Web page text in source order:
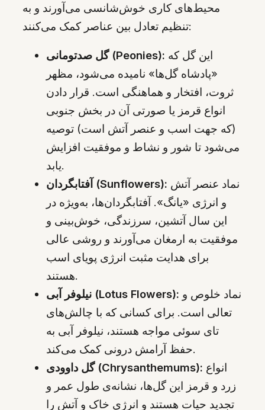
محیط‌های کاری خوش‌شانسی می‌آورند و به
تنظیم تعادل بین عناصر کمک می‌کنند:
گل صدتومانی (Peonies):
«پادشاه گل‌ها» نامیده می‌شود، مظهر
ثروت، افتخار و هماهنگی است. قرار دادن
انواع قرمز یا صورتی آن در بخش جنوبی
(که جهت اسب و عنصر آتش است) توصیه
می‌شود تا شور و نشاط و موفقیت افزایش
یابد.
آفتابگردان (Sunflowers):
و انرژی «یانگ». آفتابگردان‌ها، به‌ویژه در
این سال آتشین، سرزندگی، خوش‌بینی و
موفقیت به ارمغان می‌آورند و روشی عالی
برای هدایت مثبت انرژی پویای اسب
هستند.
نیلوفر آبی (Lotus Flowers):
تعالی است. برای کسانی که با چالش‌های
تای سوئی مواجه هستند، نیلوفر آبی به
حفظ آرامش درونی کمک می‌کند.
گل داوودی (Chrysanthemums):
زرد و قرمز این گل‌ها، نشانه‌ی طول عمر و
تجدید حیات هستند و انرژی خاک و آتش را